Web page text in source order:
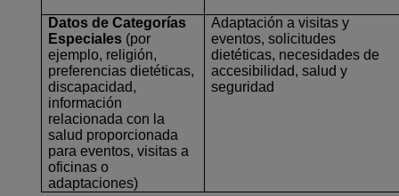
Datos de Categorías
Especiales (por
ejemplo, religión,
preferencias dietéticas,
discapacidad,
información
relacionada con la
salud proporcionada
para eventos, visitas a
oficinas o
adaptaciones)
Adaptación a visitas y
eventos, solicitudes
dietéticas, necesidades de
accesibilidad, salud y
seguridad